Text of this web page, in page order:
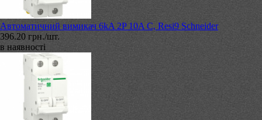
Автоматичний вимикач 6kA 2P 10A C, Resi9 Schneider
396.20 грн./шт.
в наявності